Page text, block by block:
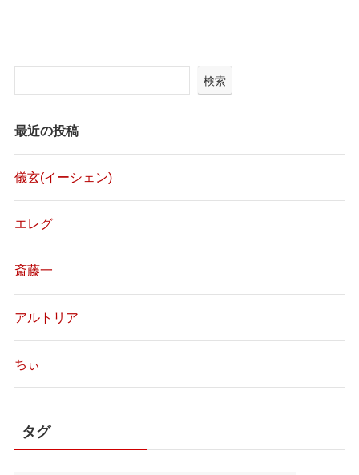
検索
最近の投稿
儀玄(イーシェン)
エレグ
斎藤一
アルトリア
ちぃ
タグ